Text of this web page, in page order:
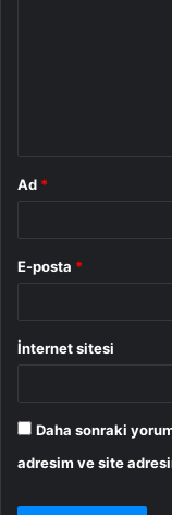
Ad *
E-posta *
İnternet sitesi
Daha sonraki
adresim ve site